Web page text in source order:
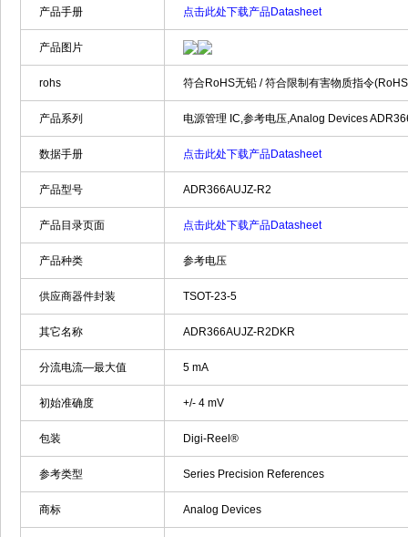
产品手册 点击此处下载产品Datasheet
产品图片
rohs 符合RoHS无铅 / 符合限制有害物质指令
产品系列 电源管理 IC,参考电压,Analog Devices
数据手册 点击此处下载产品Datasheet
产品型号 ADR366AUJZ-R2
产品目录页面 点击此处下载产品Datasheet
产品种类 参考电压
供应商器件封装 TSOT-23-5
其它名称 ADR366AUJZ-R2DKR
分流电流—最大值 5 mA
初始准确度 +/- 4 mV
包装 Digi-Reel®
参考类型 Series Precision References
商标 Analog Devices